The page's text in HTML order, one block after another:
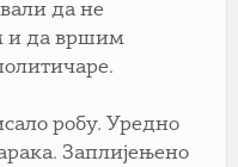
да не
и да вршим
робу. Уредно
Заплијењено